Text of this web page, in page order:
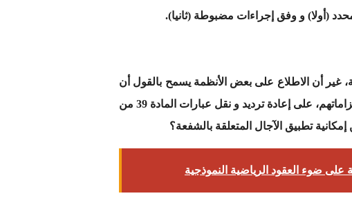
(أولا) و وفق إجراءات مضبوطة (ثانيا).
غير أن الاطلاع على بعض الأنظمة يسمح بالقول أن
أغلبها، حتى لا نقول كلها، وضعت وفق نموذج واحد يتم الاقتصار فيه، في الباب المتعلق بحقوق الملاك و التزاماتهم، على إعادة ترديد و نقل عبارات المادة 39 من
تطبيق الآجال المتعلقة بالشفعة؟
على ضوء العقود الرياضية النموذجية